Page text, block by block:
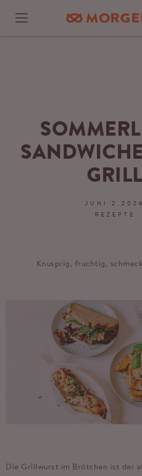
GRILL
JUNI 2.2026
REZEPTE
Knusprig, fruchtig,
Die Grillwurst im Brötchen ist der